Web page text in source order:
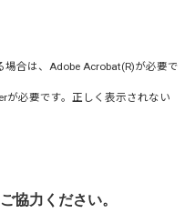
合は、 Adobe Acrobat(R)が必要で
が必要です。正しく表示されない